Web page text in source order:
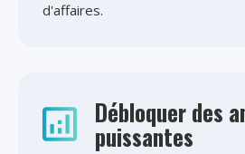
d'affaires.
Débloquer des
puissantes